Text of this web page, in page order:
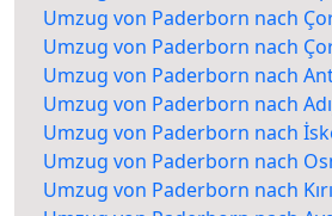
Umzug von Paderborn nach
Umzug von Paderborn nach
Umzug von Paderborn nach
Umzug von Paderborn nach
Umzug von Paderborn nach
Umzug von Paderborn nach
Umzug von Paderborn nach